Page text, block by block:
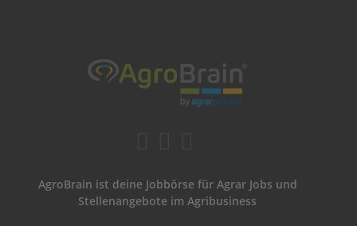
AgroBrain ist deine Jobbörse für Agrar Jobs und
Stellenangebote im Agribusiness